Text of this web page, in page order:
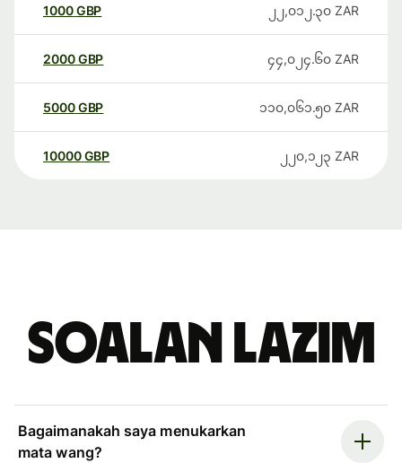
1000GBP ၂၂,၀၁၂.၃၀ ZAR
2000GBP ၄၄,၀၂၄.၆၀ ZAR
5000GBP ၁၁၀,၀၆၁.၅၀ ZAR
10000 GBP ၂၂၀,၁၂၃ ZAR
Soalan Lazim
Bagaimanakah saya menukarkan
mata wang?